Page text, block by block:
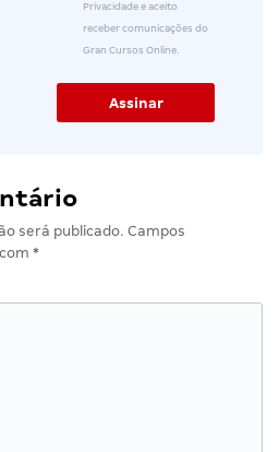
Privacidade e aceito
receber comunicações do
Gran Cursos Online.
será publicado. Campos
*